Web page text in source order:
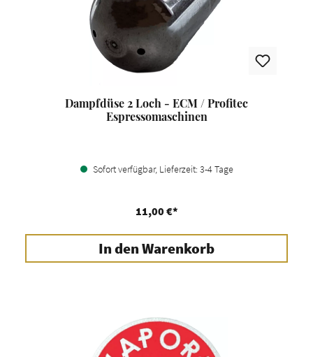
Dampfdüse 2 Loch - ECM / Profitec
Espressomaschinen
Sofort verfügbar, Lieferzeit: 3-4 Tage
11,00 €*
In den Warenkorb